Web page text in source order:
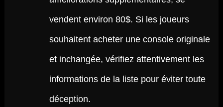
vendent environ 80$. Si les joueurs
souhaitent acheter une console originale
et inchangée, vérifiez attentivement les
informations de la liste pour éviter toute
déception.